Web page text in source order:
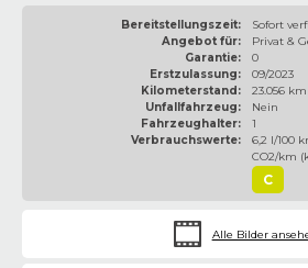
Bereitstellungszeit:
Sofort
Angebot für:
Privat &
Garantie:
0
Erstzulassung:
09/2023
Kilometerstand:
23.056 km
Unfallfahrzeug:
Nein
Fahrzeughalter:
1
Verbrauchswerte:
6,2 l/100
CO2/km
C
Alle Bilder